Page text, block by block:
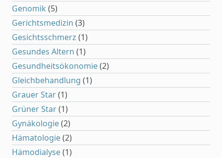
Genomik (5)
Gerichtsmedizin (3)
Gesichtsschmerz (1)
Gesundes Altern (1)
Gesundheitsökonomie(2)
Gleichbehandlung (1)
Grauer Star(1)
Grüner Star(1)
Gynäkologie(2)
Hämatologie(2)
Hämodialyse(1)